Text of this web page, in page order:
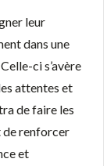
leur
dans une
ci s’avère
attentes et
de faire les
de renforcer
et